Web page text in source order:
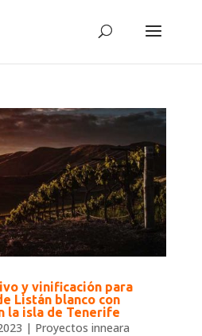
y vinificación para
Listán blanco con
la isla de Tenerife
| Proyectos inneara